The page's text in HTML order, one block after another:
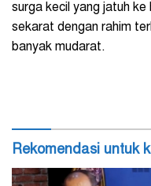
surga kecil yang jatuh ke
sekarat dengan rahim
banyak mudarat.
Rekomendasi untuk